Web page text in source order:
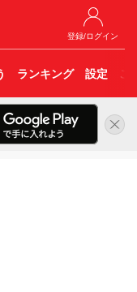
登録/ログイン
ランキング 設定 こ